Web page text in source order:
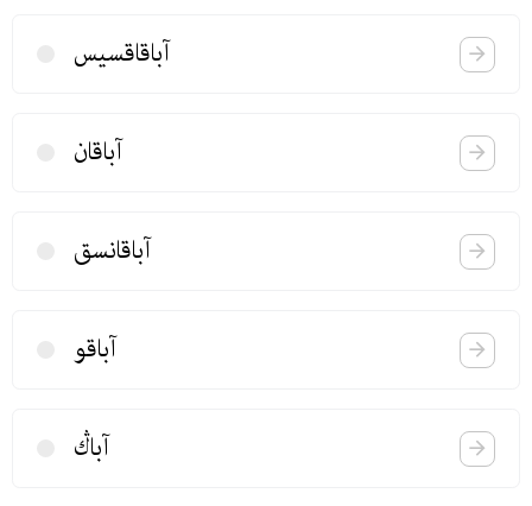
آباقاقسیس
آباقان
آباقانسق
آباقو
آباڭ